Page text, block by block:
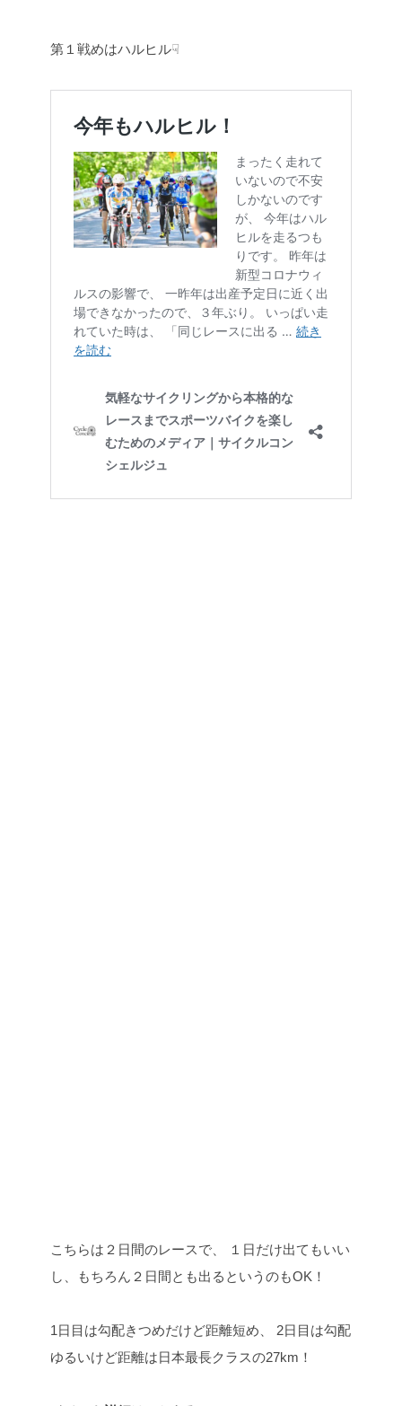
第１戦めはハルヒル☟
こちらは２日間のレースで、
１日だけ出てもいい
し、もちろん２日間とも出るというのもOK！
1日目は勾配きつめだけど距離短め、
2日目は勾配
ゆるいけど距離は日本最長クラスの27km！